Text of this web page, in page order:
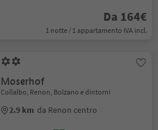
Da 164€
1 notte / 1 appartamento IVA incl.
Moserhof
Collalbo, Renon, Bolzano e dintorni
2.9 km da Renon centro